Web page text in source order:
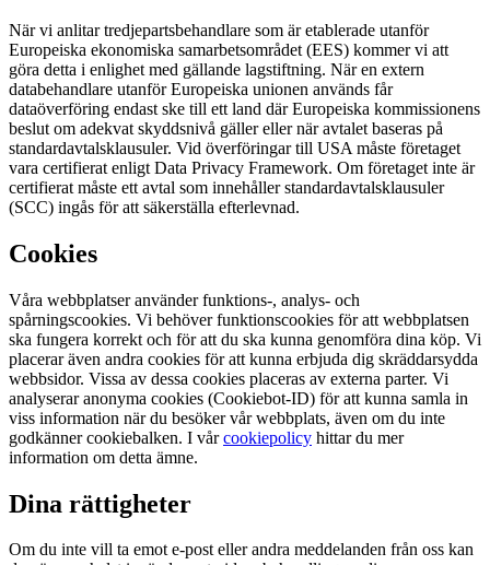
När vi anlitar tredjepartsbehandlare som är etablerade utanför
Europeiska ekonomiska samarbetsområdet (EES) kommer vi att
göra detta i enlighet med gällande lagstiftning. När en extern
databehandlare utanför Europeiska unionen används får
dataöverföring endast ske till ett land där Europeiska kommissionens
beslut om adekvat skyddsnivå gäller eller när avtalet baseras på
standardavtalsklausuler. Vid överföringar till USA måste företaget
vara certifierat enligt Data Privacy Framework. Om företaget inte är
certifierat måste ett avtal som innehåller standardavtalsklausuler
(SCC) ingås för att säkerställa efterlevnad.
Cookies
Våra webbplatser använder funktions-, analys- och
spårningscookies. Vi behöver funktionscookies för att webbplatsen
ska fungera korrekt och för att du ska kunna genomföra dina köp. Vi
placerar även andra cookies för att kunna erbjuda dig skräddarsydda
webbsidor. Vissa av dessa cookies placeras av externa parter. Vi
analyserar anonyma cookies (Cookiebot-ID) för att kunna samla in
viss information när du besöker vår webbplats, även om du inte
godkänner cookiebalken. I vårcookiepolicy hittar du mer
information om detta ämne.
Dina rättigheter
Om du inte vill ta emot e-post eller andra meddelanden från oss kan